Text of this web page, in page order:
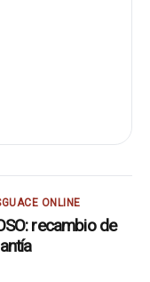
ONLINE
recambio de